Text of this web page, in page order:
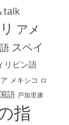
talk
アメ
スペイ
リピン語
メキシコ ロ
語 戸加里康
指